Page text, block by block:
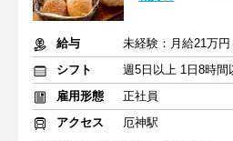
給与
未経験：月給21万
シフト
雇用形態
正社員
アクセス
厄神駅